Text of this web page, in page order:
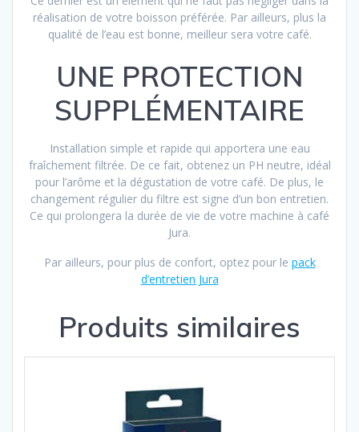
réalisation de votre boisson préférée. Par ailleurs, plus la
qualité de l’eau est bonne, meilleur sera votre café.
UNE PROTECTION
SUPPLÉMENTAIRE
Installation simple et rapide qui apportera une eau
fraîchement filtrée. De ce fait, obtenez un PH neutre, idéal
pour l’arôme et la dégustation de votre café. De plus, le
changement régulier du filtre est signe d’un bon entretien.
Ce qui prolongera la durée de vie de votre machine à café
Jura.
Par ailleurs, pour plus de confort, optez pour le pack
d’entretien Jura
Produits similaires